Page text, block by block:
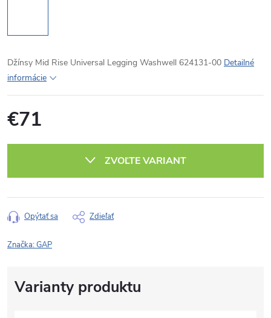
Džínsy Mid Rise Universal Legging Washwell 624131-00 Detailné
informácie
€71
ZVOĽTE VARIANT
Opýtať sa Zdieľať
Značka:GAP